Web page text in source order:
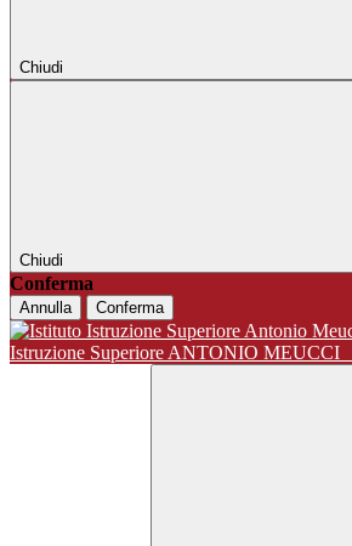
Chiudi
Chiudi
Conferma
Annulla Conferma
Istruzione Superiore ANTONIO MEUCCI